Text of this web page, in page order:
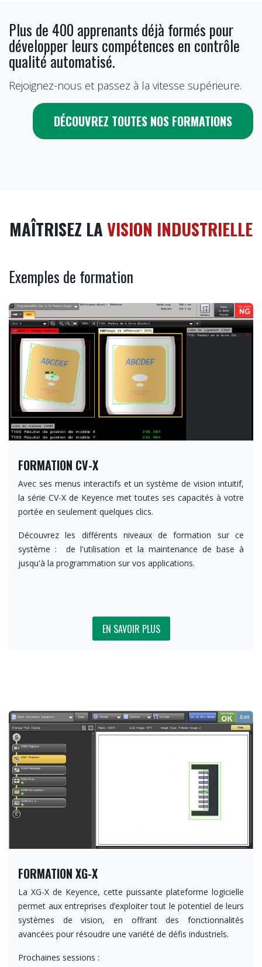
Plus de 400 apprenants déjà formés pour
développer leurs compétences en contrôle
qualité automatisé.
Rejoignez-nous et passez à la vitesse supérieure.
DÉCOUVREZ TOUTES NOS FORMATIONS
MAÎTRISEZ LAVISION INDUSTRIELLE
Exemples de formation
FORMATION CV-X
Avec ses menus interactifs et un système de vision intuitif,
la série CV-X de Keyence met toutes ses capacités à votre
portée en seulement quelques clics.
Découvrez les différents niveaux de formation sur ce
système : de l'utilisation et la maintenance de base à
jusqu'à la programmation sur vos applications.
EN SAVOIR P​​​​​LUS
FORMATION XG-X
La XG-X de Keyence, cette puissante plateforme logicielle
permet aux entreprises d’exploiter tout le potentiel de leurs
systèmes de vision, en offrant des fonctionnalités
avancées pour résoudre une variété de défis industriels.
Prochaines sessions :